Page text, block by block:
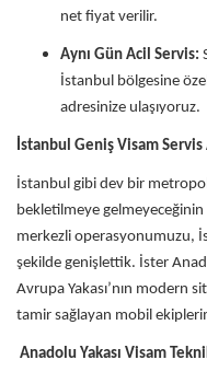
net fiyat verilir.
Aynı Gün Acil Servis:
İstanbul bölgesine
adresinize ulaşıyoruz.
İstanbul Geniş Visam Servis
İstanbul gibi dev bir
bekletilmeye
merkezli operasyonumuzu,
şekilde genişlettik. İster
Avrupa Yakası’nın modern
tamir sağlayan mobil
Anadolu Yakası Visam